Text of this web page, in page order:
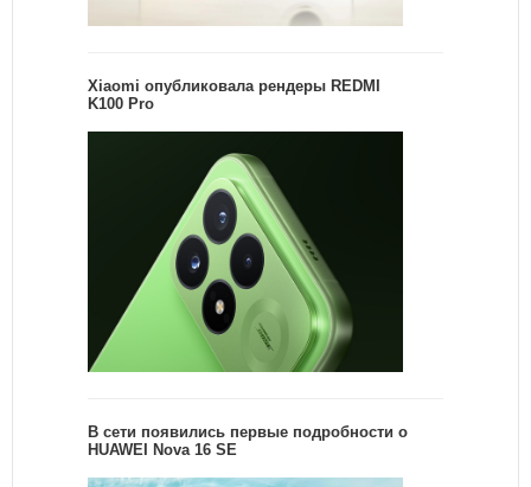
Xiaomi опубликовала рендеры REDMI
K100 Pro
В сети появились первые подробности о
HUAWEI Nova 16 SE